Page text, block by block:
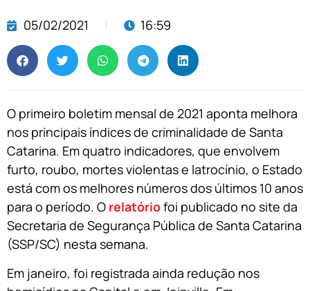
05/02/2021 16:59
O primeiro boletim mensal de 2021 aponta melhora
nos principais índices de criminalidade de Santa
Catarina. Em quatro indicadores, que envolvem
furto, roubo, mortes violentas e latrocínio, o Estado
está com os melhores números dos últimos 10 anos
para o período. O relatóriofoi publicado no site da
Secretaria de Segurança Pública de Santa Catarina
(SSP/SC) nesta semana.
Em janeiro, foi registrada ainda redução nos